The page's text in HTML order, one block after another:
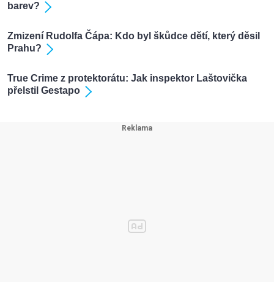
barev?
Zmizení Rudolfa Čápa: Kdo byl škůdce dětí, který děsil
Prahu?
True Crime z protektorátu: Jak inspektor Laštovička
přelstil Gestapo